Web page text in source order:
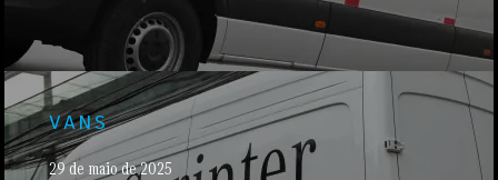
VANS
29 de maio de 2025